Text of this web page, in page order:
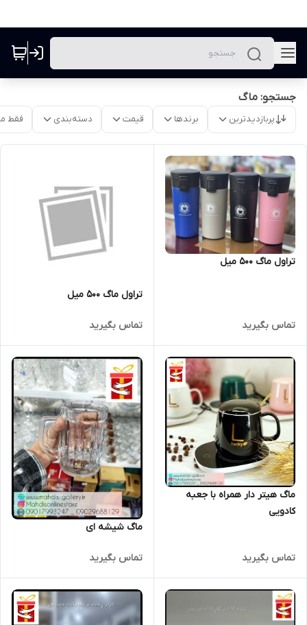
جستجو: ماگ
پربازدیدترین برندها قیمت دسته‌بندی فقط
تراول ماگ 500 میل
تماس بگیرید
تراول ماگ 500 میل
تماس بگیرید
ماگ هیتر دار همراه با جعبه
کادویی
تماس بگیرید
ماگ شیشه ای
تماس بگیرید